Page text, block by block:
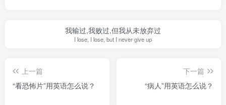
我输过,我败过,但我从未放弃过
I lose, I lose, but I never give up
上一篇
“看恐怖片”用英语怎么说？
下一篇
“病人”用英语怎么说？